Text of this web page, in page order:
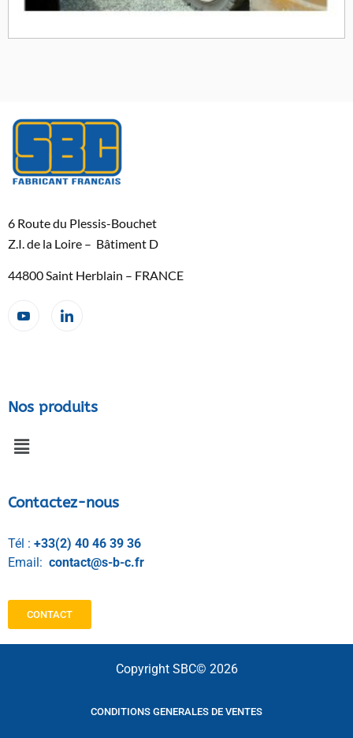
6 Route du Plessis-Bouchet
Z.I. de la Loire – Bâtiment D
44800 Saint Herblain – FRANCE
Nos produits
Contactez-nous
Tél : +33(2) 40 46 39 36
Email: contact@s-b-c.fr
CONTACT
Copyright SBC© 2026
CONDITIONS GENERALES DE VENTES